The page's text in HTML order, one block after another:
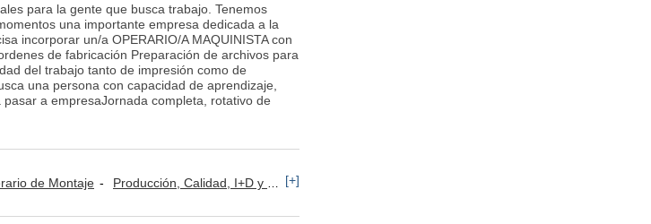
para la gente que busca trabajo. Tenemos
una importante empresa dedicada a la
incorporar un/a OPERARIO/A MAQUINISTA con
de fabricación Preparación de archivos para
del trabajo tanto de impresión como de
una persona con capacidad de aprendizaje,
a empresaJornada completa, rotativo de
de Montaje Producción, Calidad, I+D y Medioambiente [+]